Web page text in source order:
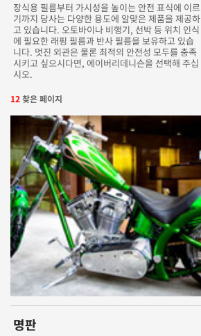
장식용 필름부터 가시성을 높이는 안전 표식에 이르
기까지 당사는 다양한 용도에 알맞은 제품을 제공하
고 있습니다. 오토바이나 비행기, 선박 등 위치 인식
에 필요한 래핑 필름과 반사 필름을 보유하고 있습
니다. 멋진 외관은 물론 최적의 안전성 모두를 충족
시키고 싶으시다면, 에이버리데니슨을 선택해 주십
시오.
12찾은 페이지
명판